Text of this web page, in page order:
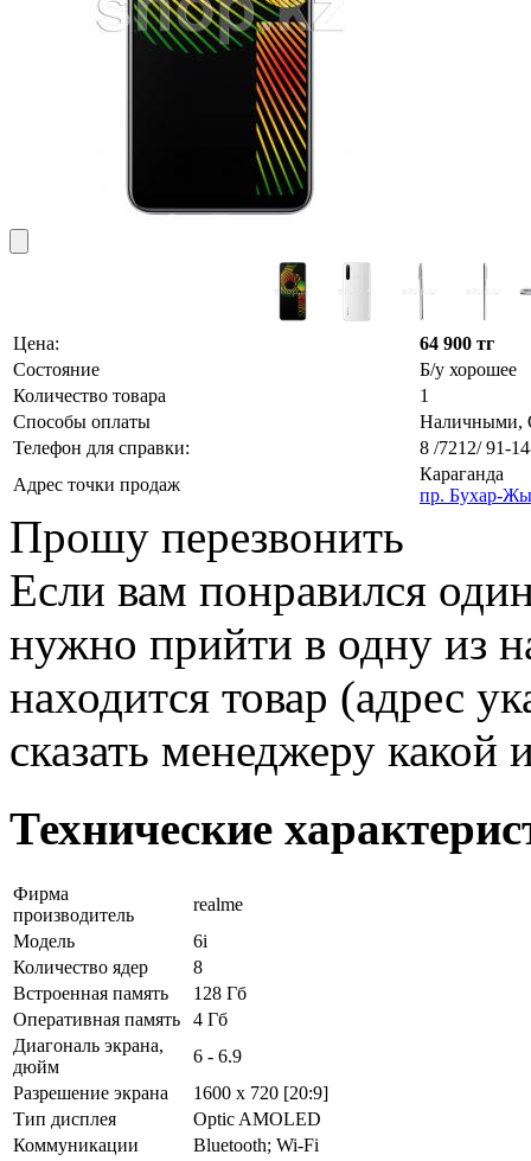
Цена:
64 900 тг
Состояние
Б/у хорошее
Количество товара
1
Способы оплаты
Наличными,
Телефон для справки:
8 /7212/ 91-
Адрес точки продаж
Караганда
пр. Бухар-
Прошу перезвонить
Если вам понравился
нужно прийти в одну из
находится товар (адрес
сказать менеджеру
Технические
Фирма
производитель
realme
Модель
6i
Количество ядер
8
Встроенная память
128 Гб
Оперативная память
4 Гб
Диагональ экрана,
дюйм
6 - 6.9
Разрешение экрана
1600 x 720 [20:9]
Тип дисплея
Optic AMOLED
Коммуникации
Bluetooth; Wi-Fi